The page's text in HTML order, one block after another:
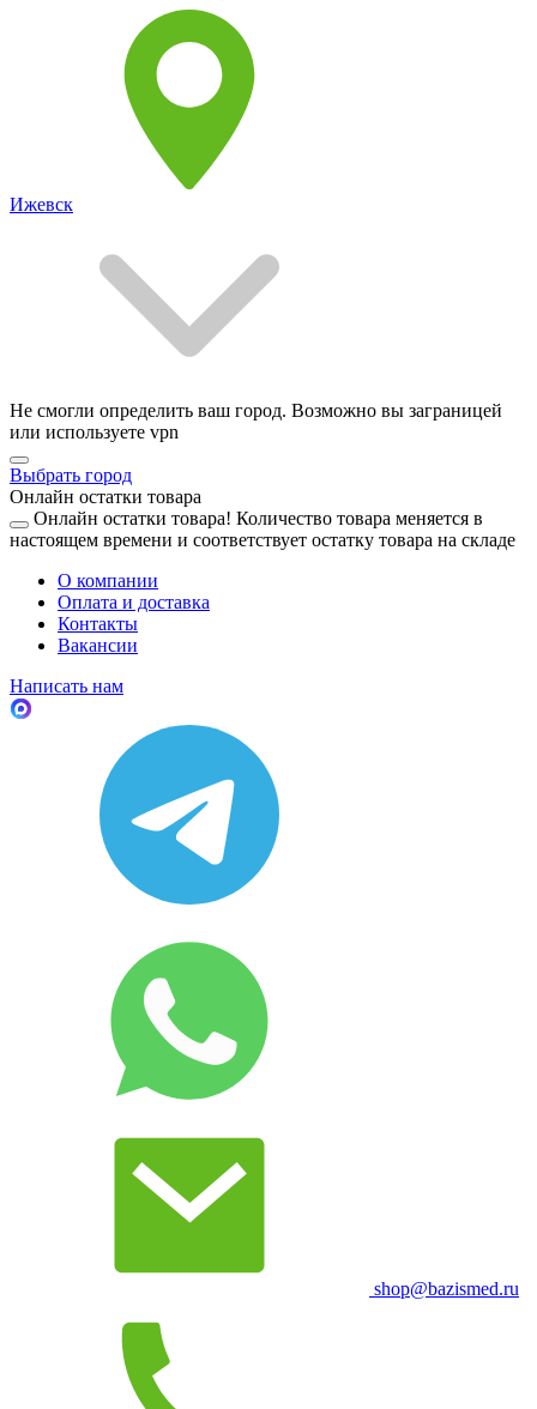
Ижевск
Не смогли определить ваш город. Возможно вы заграницей
или используете vpn
Выбрать город
Онлайн остатки товара
Онлайн остатки товара! Количество товара меняется в
настоящем времени и соответствует остатку товара на складе
О компании
Оплата и доставка
Контакты
Вакансии
Написать нам
shop@bazismed.ru